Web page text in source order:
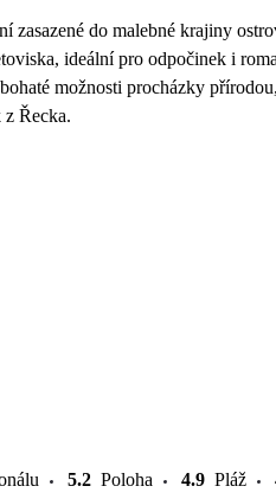
zasazené do malebné krajiny
ideální pro odpočinek i
možnosti procházky
z Řecka.
5.2 Poloha 4.9 Pláž